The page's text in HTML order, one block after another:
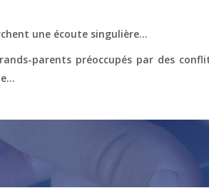
une écoute singulière…
parents préoccupés par des